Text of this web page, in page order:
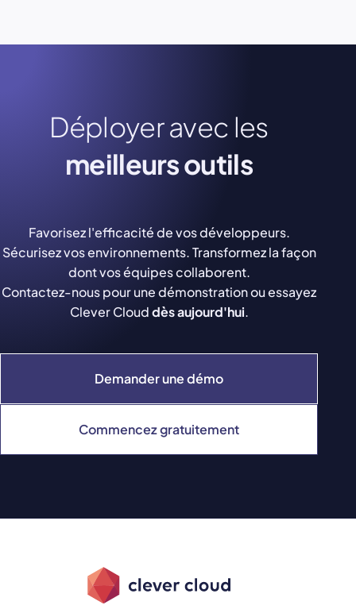
Déployer avec les
meilleurs outils
Demander une démo
Commencez gratuitement
Favorisez l'efficacité de vos développeurs.
Sécurisez vos environnements. Transformez la façon
dont vos équipes collaborent.
Contactez-nous pour une démonstration ou essayez
Clever Clouddès aujourd'hui.